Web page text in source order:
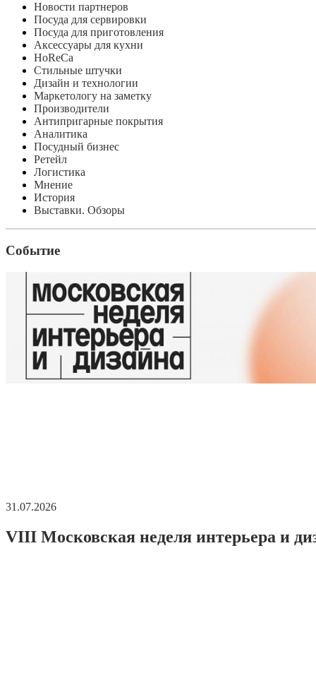
Новости партнеров
Посуда для сервировки
Посуда для приготовления
Аксессуары для кухни
HoReCa
Стильные штучки
Дизайн и технологии
Маркетологу на заметку
Производители
Антипригарные покрытия
Аналитика
Посудный бизнес
Ретейл
Логистика
Мнение
История
Выставки. Обзоры
Событие
31.07.2026
VIII Московская неделя интерьера и